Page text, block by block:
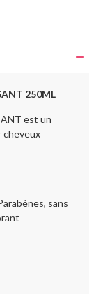
250ML
est un
cheveux
sans